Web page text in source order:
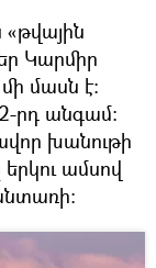
Կարմիր
մասն է։
րդ անգամ։
խանութի
ամսով